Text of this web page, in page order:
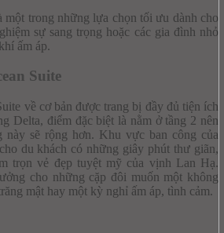
một trong những lựa chọn tối ưu dành cho
sự sang trọng hoặc các gia đình nhỏ
ấm áp.
Suite
về cơ bản được trang bị đầy đủ tiện ích
Delta, điểm đặc biệt là nằm ở tầng 2 nên
này sẽ rộng hơn. Khu vực ban công của
du khách có những giây phút thư giãn,
trọn vẻ đẹp tuyệt mỹ của vịnh Lan Hạ.
cho những cặp đôi muốn một không
mật hay một kỳ nghỉ ấm áp, tình cảm.